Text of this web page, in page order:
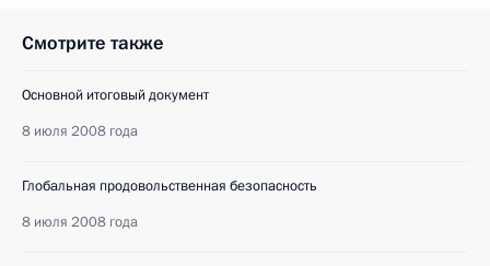
Смотрите также
Основной итоговый документ
8 июля 2008 года
Глобальная продовольственная безопасность
8 июля 2008 года